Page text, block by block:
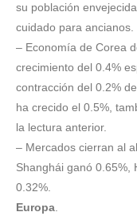
su población
cuidado para ancianos.
– Economía de Corea
crecimiento del 0.4%
contracción del 0.2%
ha crecido el 0.5%,
la lectura anterior.
– Mercados cierran al
Shanghái ganó 0.65%,
0.32%.
Europa